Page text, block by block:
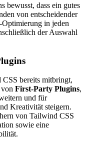
bewusst, dass ein gutes
von entscheidender
in jeden
der Auswahl
bereits mitbringt,
First-Party Plugins,
und für
Kreativität steigern.
von Tailwind CSS
sowie eine